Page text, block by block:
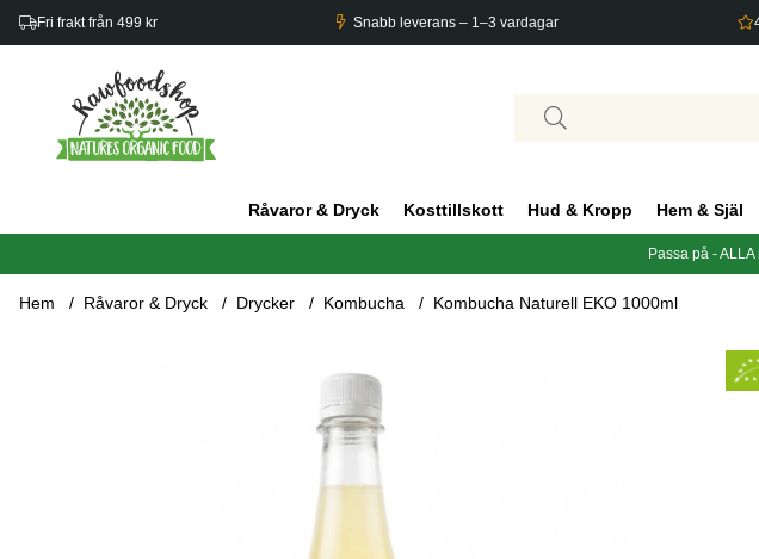
Fri frakt från 499 kr Snabb leverans – 1–3 vardagar
Råvaror & Dryck Kosttillskott Hud & Kropp Hem & Själ
Passa på -
Hem Råvaror & Dryck Drycker Kombucha Kombucha Naturell EKO 1000ml